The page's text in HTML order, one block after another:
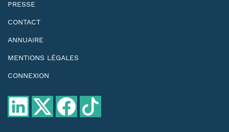
PRESSE
CONTACT
ANNUAIRE
MENTIONS LÉGALES
CONNEXION